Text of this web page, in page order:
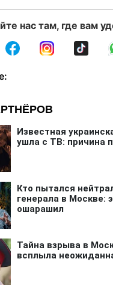
нас там, где вам